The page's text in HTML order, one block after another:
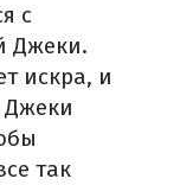
с
Джеки.
искра, и
Джеки
так